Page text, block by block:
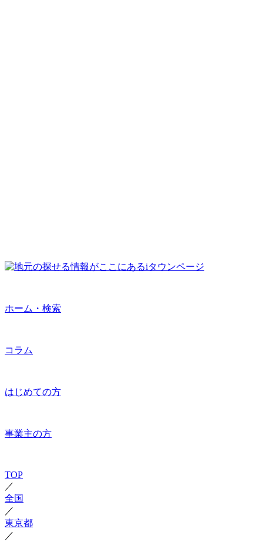
ホーム・検索
コラム
はじめての方
事業主の方
TOP
／
全国
／
東京都
／